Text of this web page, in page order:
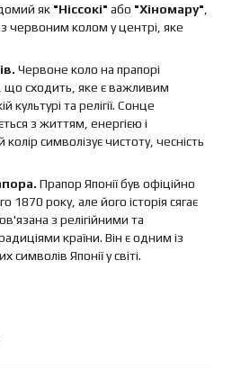
як "Ніссокі" або "Хіномару"
червоним колом у центрі, яке
Червоне коло на прапорі
що сходить, яке є важливим
культурі та релігії. Сонце
з життям, енергією і
символізує чистоту, чесність
Прапор Японії був офіційно
1870 року, але його історія сягає
з релігійними та
країни. Він є одним із
символів Японії у світі.